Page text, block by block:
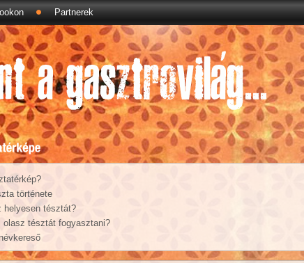
Partnerek
története
helyesen tésztát?
olasz tésztát fogyasztani?